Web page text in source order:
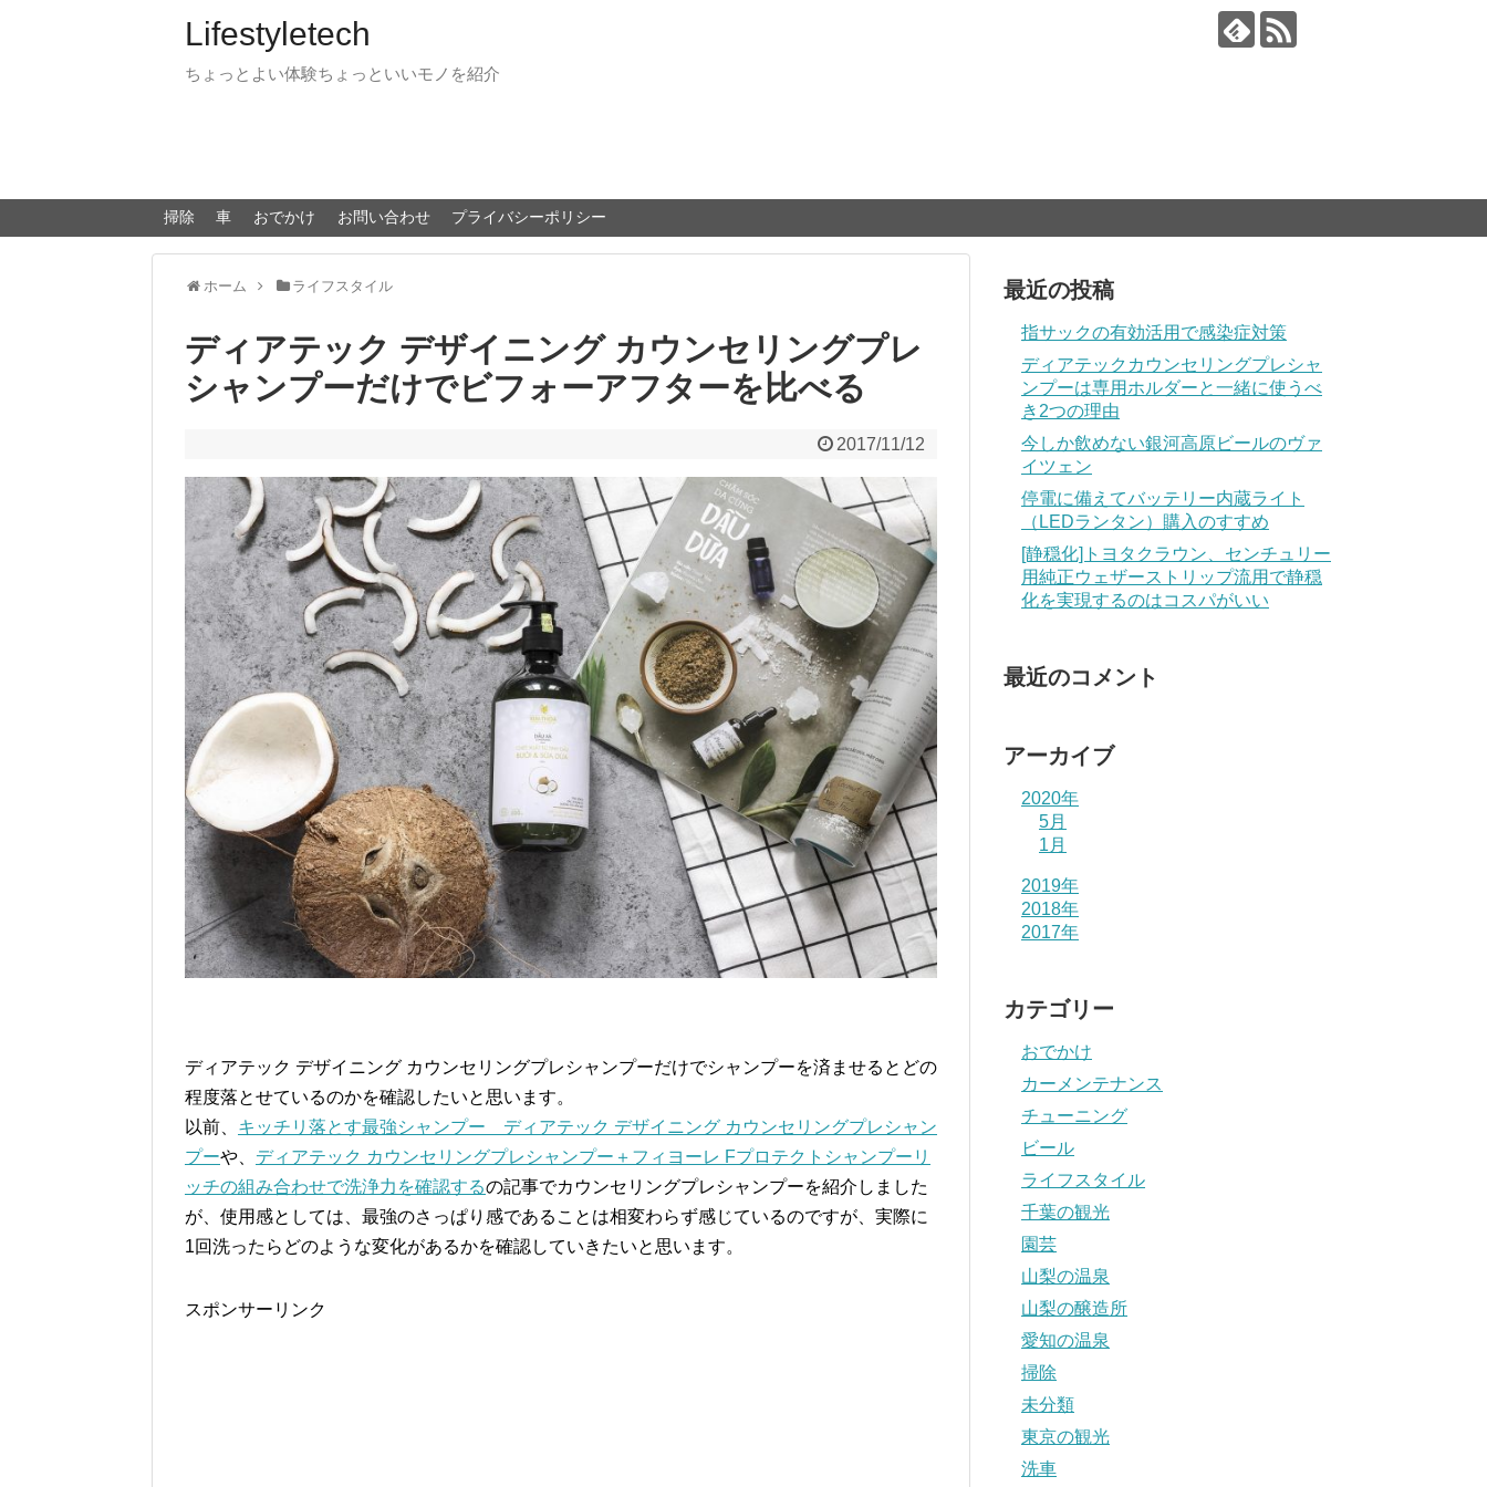
Lifestyletech
ちょっとよい体験ちょっといいモノを紹介
掃除 車 おでかけ お問い合わせ プライバシーポリシー
ホーム ライフスタイル
ディアテック デザイニング カウンセリングプレ
シャンプーだけでビフォーアフターを比べる
2017/11/12
ディアテック デザイニング カウンセリングプレシャンプーだけでシャンプーを済ませるとどの
程度落とせているのかを確認したいと思います。
以前、 キッチリ落とす最強シャンプー ディアテック デザイニング カウンセリングプレシャン
プーや、 ディアテック カウンセリングプレシャンプー＋フィヨーレ Fプロテクトシャンプーリ
ッチの組み合わせで洗浄力を確認するの記事でカウンセリングプレシャンプーを紹介しました
が、使用感としては、最強のさっぱり感であることは相変わらず感じているのですが、実際に
1回洗ったらどのような変化があるかを確認していきたいと思います。
スポンサーリンク
最近の投稿
指サックの有効活用で感染症対策
ディアテックカウンセリングプレシャ
ンプーは専用ホルダーと一緒に使うべ
き2つの理由
今しか飲めない銀河高原ビールのヴァ
イツェン
停電に備えてバッテリー内蔵ライト
（LEDランタン）購入のすすめ
[静穏化]トヨタクラウン、センチュリー
用純正ウェザーストリップ流用で静穏
化を実現するのはコスパがいい
最近のコメント
アーカイブ
2020年
5月
1月
2019年
2018年
2017年
カテゴリー
おでかけ
カーメンテナンス
チューニング
ビール
ライフスタイル
千葉の観光
園芸
山梨の温泉
山梨の醸造所
愛知の温泉
掃除
未分類
東京の観光
洗車